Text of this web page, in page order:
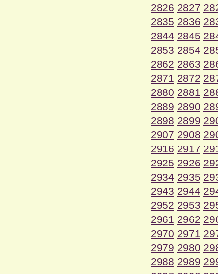
2826 2827
2835 2836
2844 2845
2853 2854
2862 2863
2871 2872
2880 2881
2889 2890
2898 2899
2907 2908
2916 2917
2925 2926
2934 2935
2943 2944
2952 2953
2961 2962
2970 2971
2979 2980
2988 2989